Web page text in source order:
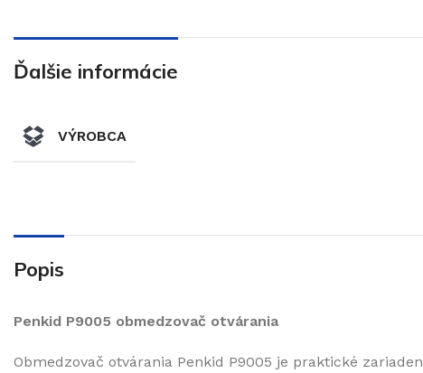
Ďalšie informácie
VÝROBCA
Popis
Penkid P9005 obmedzovač otvárania
Obmedzovač otvárania Penkid P9005 je praktické